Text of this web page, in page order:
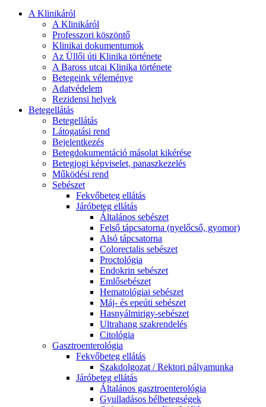
A Klinikáról
A Klinikáról
Professzori köszöntő
Klinikai dokumentumok
Az Üllői úti Klinika története
A Baross utcai Klinika története
Betegeink véleménye
Adatvédelem
Rezidensi helyek
Betegellátás
Betegellátás
Látogatási rend
Bejelentkezés
Betegdokumentáció másolat kikérése
Betegjogi képviselet, panaszkezelés
Működési rend
Sebészet
Fekvőbeteg ellátás
Járóbeteg ellátás
Általános sebészet
Felső tápcsatorna (nyelőcső, gyomor)
Alsó tápcsatorna
Colorectalis sebészet
Proctológia
Endokrin sebészet
Emlősebészet
Hematológiai sebészet
Máj- és epeúti sebészet
Hasnyálmirigy-sebészet
Ultrahang szakrendelés
Citológia
Gasztroenterológia
Fekvőbeteg ellátás
Szakdolgozat / Rektori pályamunka
Járóbeteg ellátás
Általános gasztroenterológia
Gyulladásos bélbetegségek